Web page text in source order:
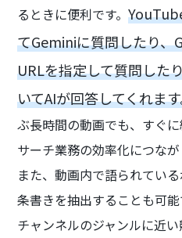
るときに便利です。
てGeminiに質問したり、
URLを指定して質問した
いてAIが回答してくれま
ぶ長時間の動画でも、すぐ
サーチ業務の効率化につなが
また、動画内で語られてい
条書きを抽出することも可
チャンネルのジャンルに近